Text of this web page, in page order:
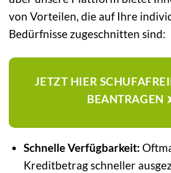
von Vorteilen, die auf Ihre
Bedürfnisse zugeschnitten sind:
JETZT HIER
BEANTRAGEN
Schnelle Verfügbarkeit:
Kreditbetrag schneller